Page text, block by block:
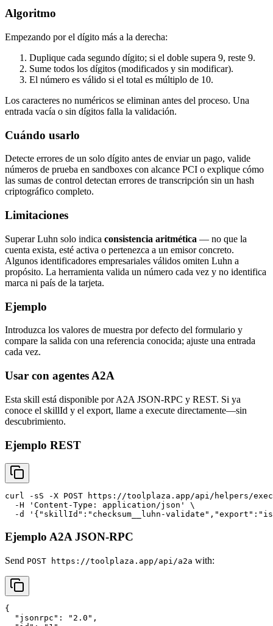
Algoritmo
Empezando por el dígito más a la derecha:
Duplique cada segundo dígito; si el doble supera 9, reste 9.
Sume todos los dígitos (modificados y sin modificar).
El número es válido si el total es múltiplo de 10.
Los caracteres no numéricos se eliminan antes del proceso. Una
entrada vacía o sin dígitos falla la validación.
Cuándo usarlo
Detecte errores de un solo dígito antes de enviar un pago, valide
números de prueba en sandboxes con alcance PCI o explique cómo
las sumas de control detectan errores de transcripción sin un hash
criptográfico completo.
Limitaciones
Superar Luhn solo indica consistencia aritmética — no que la
cuenta exista, esté activa o pertenezca a un emisor concreto.
Algunos identificadores empresariales válidos omiten Luhn a
propósito. La herramienta valida un número cada vez y no identifica
marca ni país de la tarjeta.
Ejemplo
Introduzca los valores de muestra por defecto del formulario y
compare la salida con una referencia conocida; ajuste una entrada
cada vez.
Usar con agentes A2A
Esta skill está disponible por A2A JSON-RPC y REST. Si ya
conoce el skillId y el export, llame a execute directamente—sin
descubrimiento.
Ejemplo REST
curl -sS -X POST https://toolplaza.app/api/helpers/
  -H 'Content-Type: application/json' \
Ejemplo A2A JSON-RPC
Send POST https://toolplaza.app/api/a2a with:
{
  "jsonrpc": "2.0",